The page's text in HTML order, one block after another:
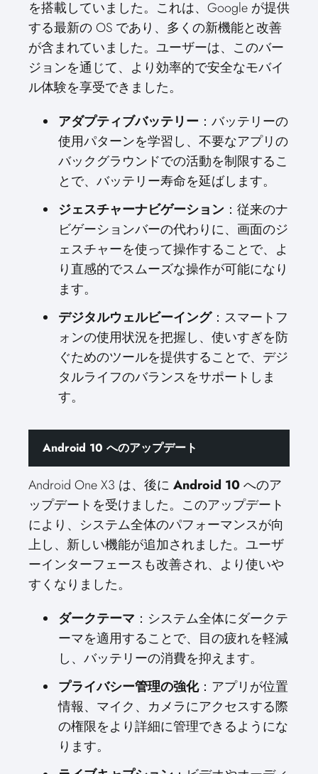
を搭載していました。これは、Google が提供
する最新の OS であり、多くの新機能と改善
が含まれていました。ユーザーは、このバー
ジョンを通じて、より効率的で安全なモバイ
ル体験を享受できました。
アダプティブバッテリー ：バッテリーの
使用パターンを学習し、不要なアプリの
バックグラウンドでの活動を制限するこ
とで、バッテリー寿命を延ばします。
ジェスチャーナビゲーション ：従来のナ
ビゲーションバーの代わりに、画面のジ
ェスチャーを使って操作することで、よ
り直感的でスムーズな操作が可能になり
ます。
デジタルウェルビーイング：スマートフ
ォンの使用状況を把握し、使いすぎを防
ぐためのツールを提供することで、デジ
タルライフのバランスをサポートしま
す。
Android 10 へのアップデート
Android One X3 は、後に Android 10へのア
ップデートを受けました。このアップデート
により、システム全体のパフォーマンスが向
上し、新しい機能が追加されました。ユーザ
ーインターフェースも改善され、より使いや
すくなりました。
ダークテーマ ：システム全体にダークテ
ーマを適用することで、目の疲れを軽減
し、バッテリーの消費を抑えます。
プライバシー管理の強化：アプリが位置
情報、マイク、カメラにアクセスする際
の権限をより詳細に管理できるようにな
ります。